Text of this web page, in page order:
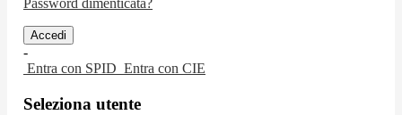
-
Entra con SPID Entra con CIE
Seleziona utente